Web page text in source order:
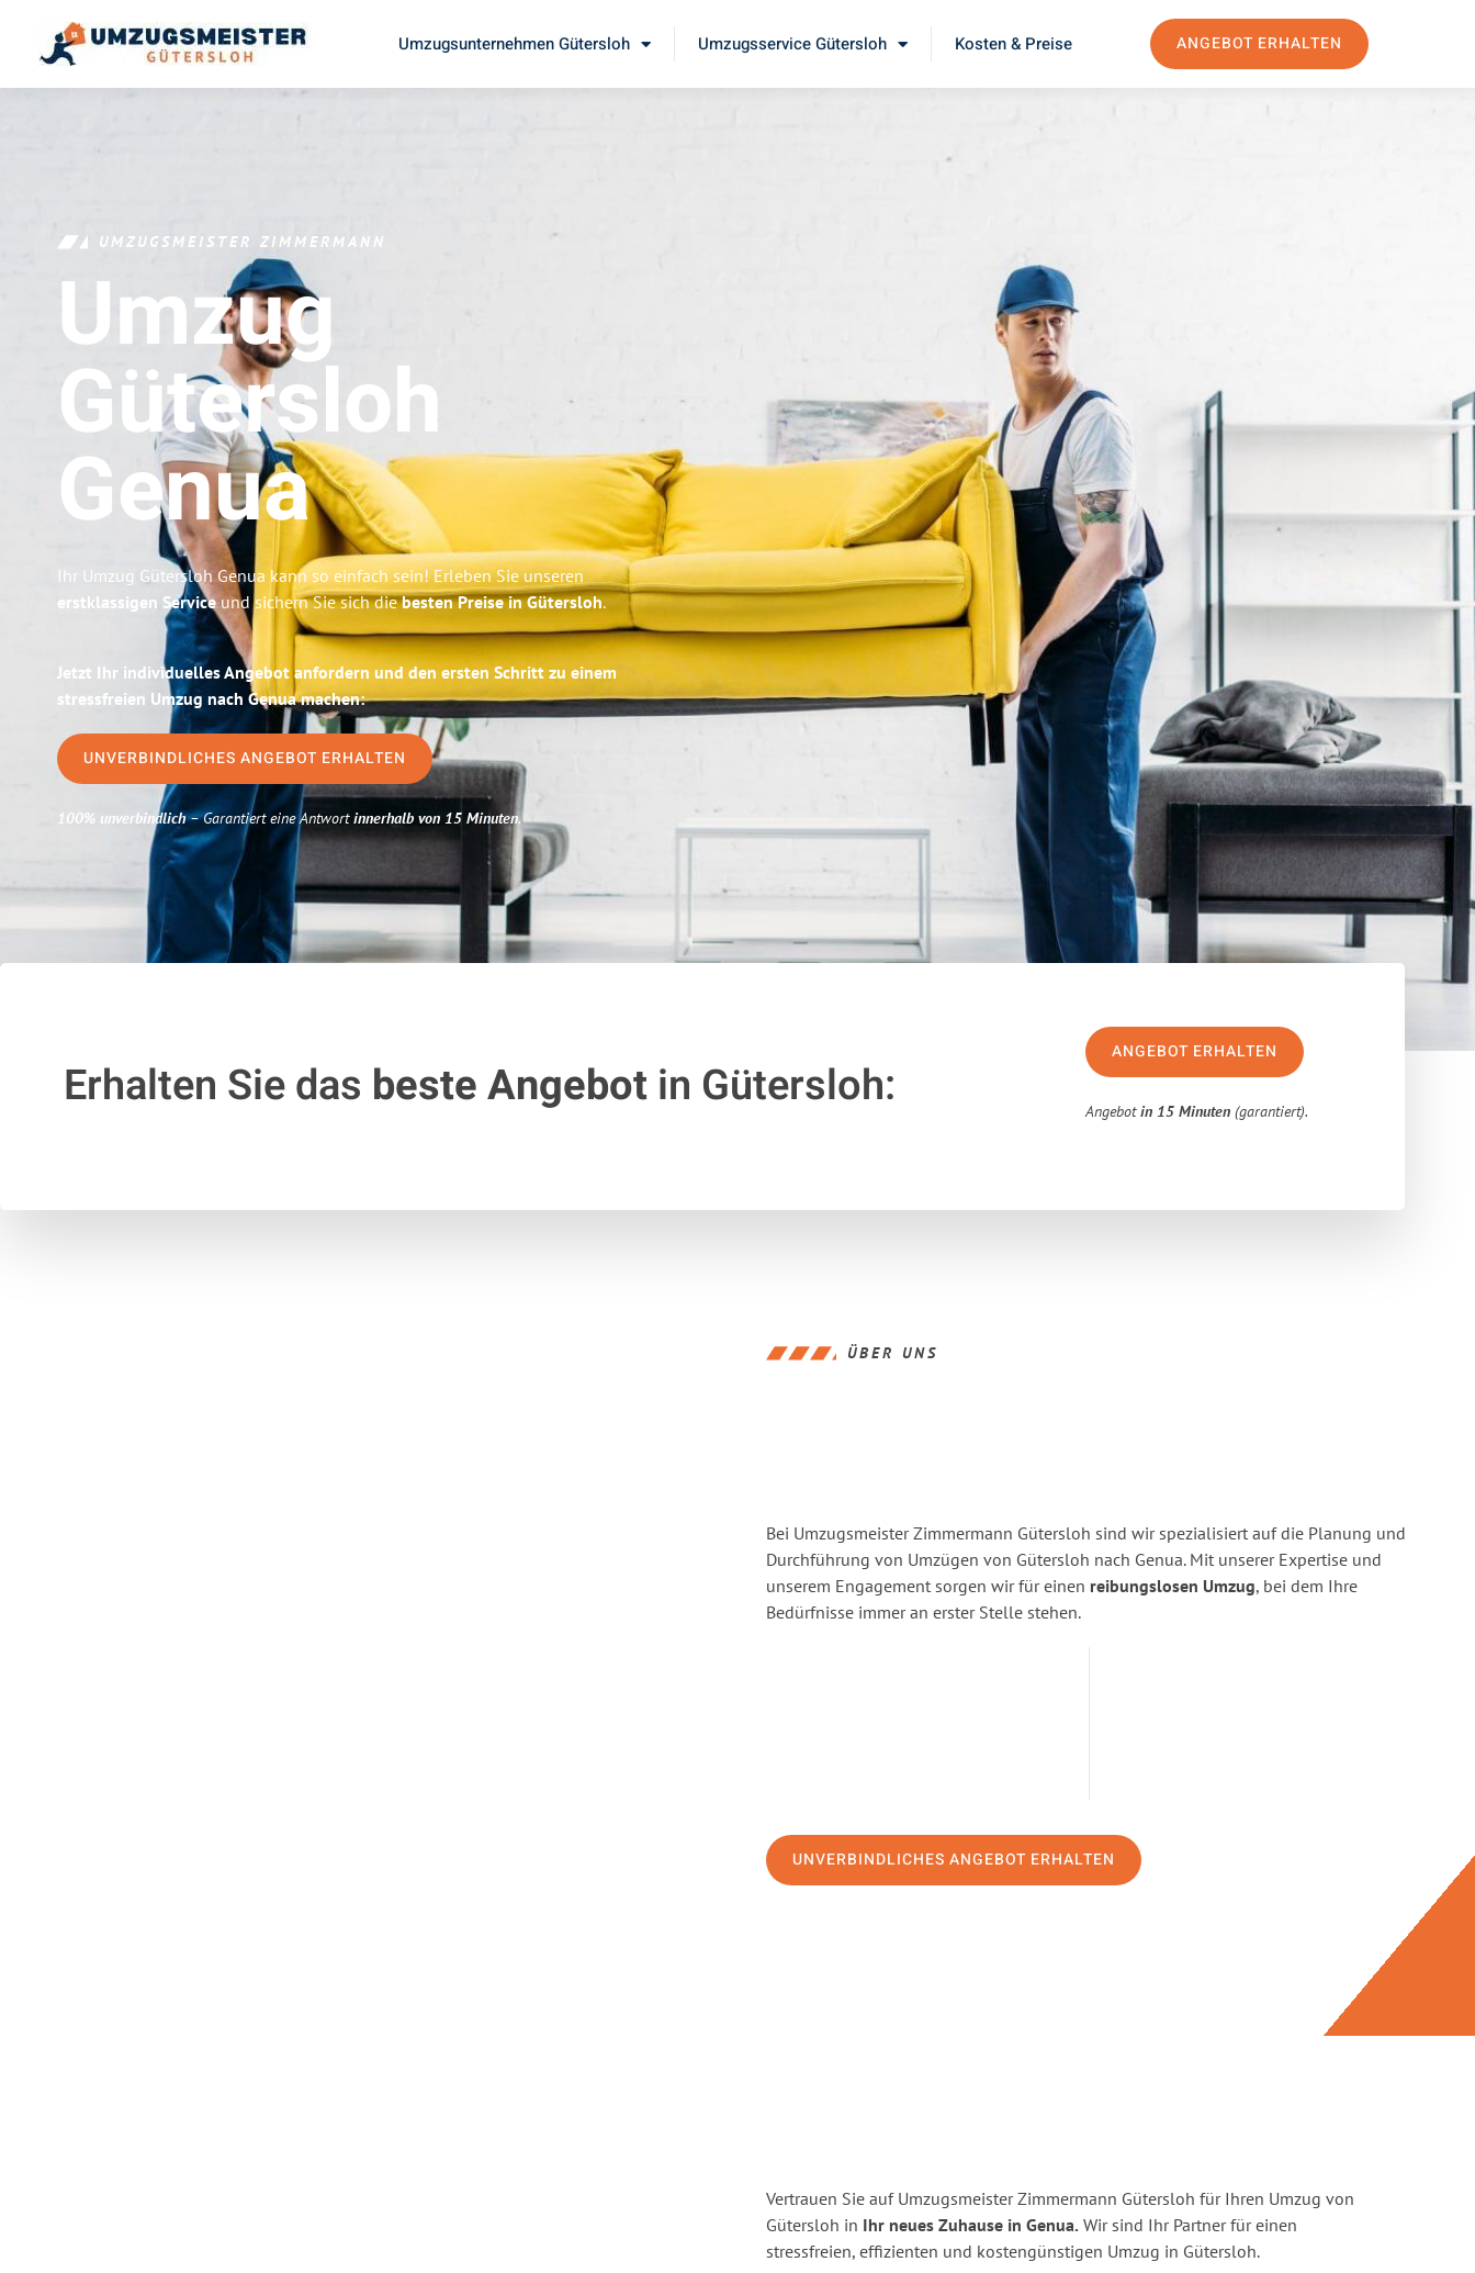
Umzugsunternehmen Gütersloh Umzugsservice Gütersloh Kosten & Preise ANGEBOT ERHALTEN
UMZUGSMEISTER ZIMMERMANN
Umzug
Gütersloh
Genua
Ihr Umzug Gütersloh Genua kann so einfach sein! Erleben Sie unseren
erstklassigen Serviceund sichern Sie sich diebesten Preise in Gütersloh.
Jetzt Ihr individuelles Angebot anfordern und den ersten Schritt zu einem
stressfreien Umzug nach Genua machen:
UNVERBINDLICHES ANGEBOT ERHALTEN
100% unverbindlich– Garantiert eine Antwortinnerhalb von 15 Minuten.
Erhalten Sie das beste Angebotin Gütersloh:
ANGEBOT ERHALTEN
Angebotin 15 Minuten (garantiert).
ÜBER UNS
Bei Umzugsmeister Zimmermann Gütersloh sind wir spezialisiert auf die Planung und
Durchführung von Umzügen von Gütersloh nach Genua. Mit unserer Expertise und
unserem Engagement sorgen wir für einen reibungslosen Umzug, bei dem Ihre
Bedürfnisse immer an erster Stelle stehen.
UNVERBINDLICHES ANGEBOT ERHALTEN
Vertrauen Sie auf Umzugsmeister Zimmermann Gütersloh für Ihren Umzug von
Gütersloh in Ihr neues Zuhause in Genua. Wir sind Ihr Partner für einen
stressfreien, effizienten und kostengünstigen Umzug in Gütersloh.